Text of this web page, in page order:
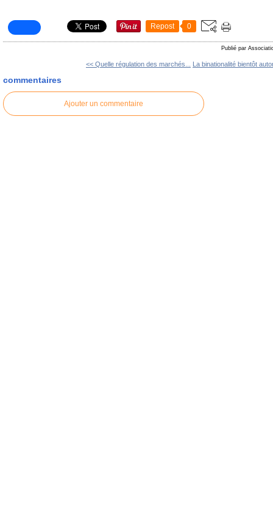
Repost 0
Publié par
<< Quelle régulation des marchés... La binationalité bientôt
commentaires
Ajouter un commentaire